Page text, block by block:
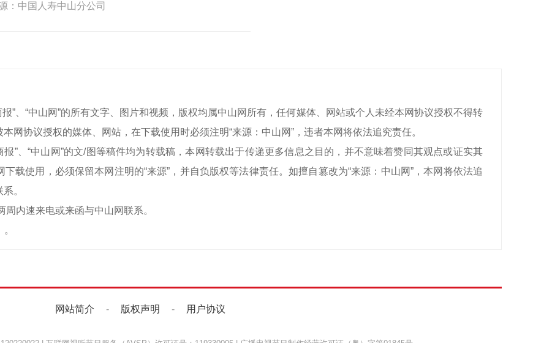
：中国人寿中山分公司
”、“中山网”的所有文字、图片和视频，版权均属中山网所有，任何媒体、网站或个人未经本网协议授权不得转
网协议授权的媒体、网站，在下载使用时必须注明“来源：中山网”，违者本网将依法追究责任。
报”、“中山网”的文/图等稿件均为转载稿，本网转载出于传递更多信息之目的，并不意味着赞同其观点或证实其
载使用，必须保留本网注明的“来源”，并自负版权等法律责任。如擅自篡改为“来源：中山网”，本网将依法追
。
内速来电或来函与中山网联系。
网站简介 - 版权声明 - 用户协议